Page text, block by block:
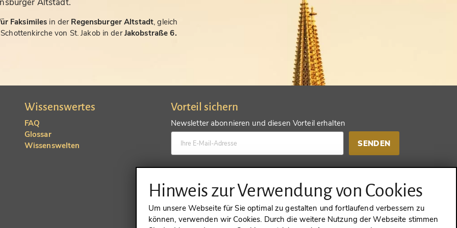
Faksimiles in der Regensburger Altstadt, gleich
von St. Jakob in derJakobstraße 6.
Wissenswertes
FAQ
Glossar
Wissenswelten
Vorteil sichern
Newsletter abonnieren und diesen Vorteil erhalten
SENDEN
SENDEN
Hinweis zur Verwendung von Cookies
Um unsere Webseite für Sie optimal zu gestalten und fortlaufend verbessern zu
können, verwenden wir Cookies. Durch die weitere Nutzung der Webseite stimmen